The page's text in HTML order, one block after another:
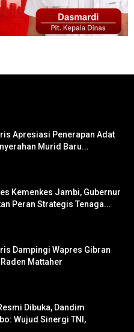
Apresiasi Penerapan Adat
Murid Baru...
Kemenkes Jambi, Gubernur
Peran Strategis Tenaga...
Dampingi Wapres Gibran
Mattaher
Dibuka, Dandim
Wujud Sinergi TNI,